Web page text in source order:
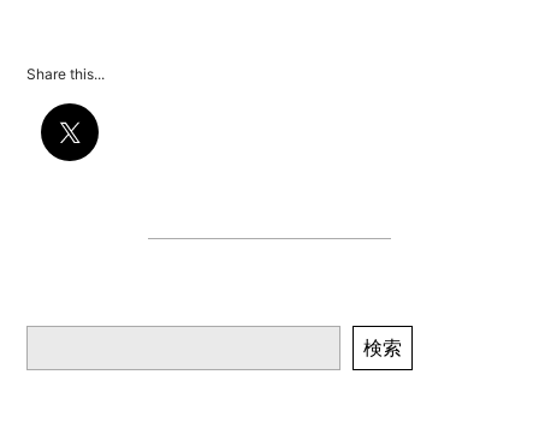
Share this...
検索
検索